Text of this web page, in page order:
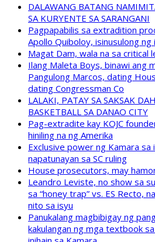
DALAWANG BATANG
SA KURYENTE SA SARANGANI
Pagpapabilis sa extradition
Apollo Quiboloy, isinusulong
Magat Dam, wala na sa critical
Ilang Maleta Boys, binawi ang
Pangulong Marcos, dating
dating Congressman Co
LALAKI, PATAY SA SAKSAK
BASKETBALL SA DANAO CITY
Pag-extradite kay KOJC
hiniling na ng Amerika
Exclusive power ng Kamara sa
napatunayan sa SC ruling
House prosecutors, may
Leandro Leviste, no show sa
sa “honey trap” vs. ES Recto,
nito sa isyu
Panukalang magbibigay ng
kakulangan ng mga textbook